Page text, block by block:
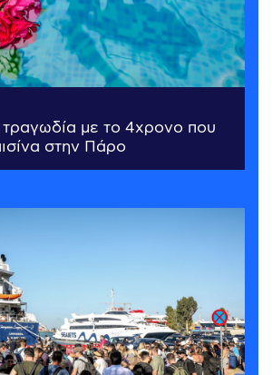
με το 4χρονο που
στην Πάρο